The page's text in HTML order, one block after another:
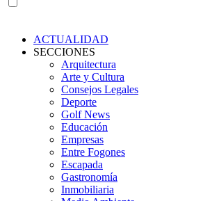
ACTUALIDAD
SECCIONES
Arquitectura
Arte y Cultura
Consejos Legales
Deporte
Golf News
Educación
Empresas
Entre Fogones
Escapada
Gastronomía
Inmobiliaria